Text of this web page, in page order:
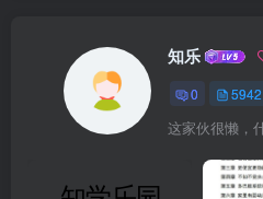
知乐
0 5942
这家伙很懒，